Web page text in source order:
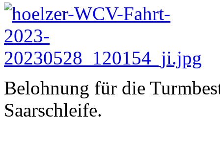
Belohnung für die
Saarschleife.